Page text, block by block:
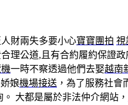
財兩失多要小心寶寶團拍 視
理公道,且有合約履約保證政
一時不察透過他們去娶越南
娘機場接送 ，為了服務社
。 大都是屬於非法仲介網站，